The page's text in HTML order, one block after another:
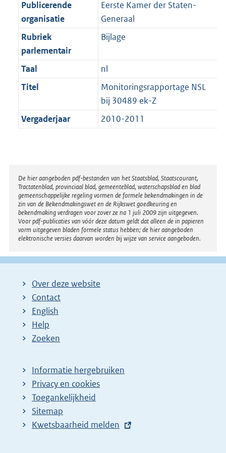
t
a
t
b K
b
Publicerende
organisatie
Eerste Kamer der Staten-
Generaal
Rubriek
parlementair
Bijlage
Taal
nl
Titel
Monitoringsrapportage NSL
bij 30489 ek-Z
Vergaderjaar
2010-2011
Disclaimer
De hier aangeboden pdf-bestanden van het Staatsblad, Staatscourant,
Tractatenblad, provinciaal blad, gemeenteblad, waterschapsblad en blad
gemeenschappelijke regeling vormen de formele bekendmakingen in de
zin van de Bekendmakingswet en de Rijkswet goedkeuring en
bekendmaking verdragen voor zover ze na 1 juli 2009 zijn uitgegeven.
Voor pdf-publicaties van vóór deze datum geldt dat alleen de in papieren
vorm uitgegeven bladen formele status hebben; de hier aangeboden
elektronische versies daarvan worden bij wijze van service aangeboden.
Over deze website
Contact
English
Help
Zoeken
Informatie hergebruiken
Privacy en cookies
Toegankelijkheid
Sitemap
E
Kwetsbaarheid melden